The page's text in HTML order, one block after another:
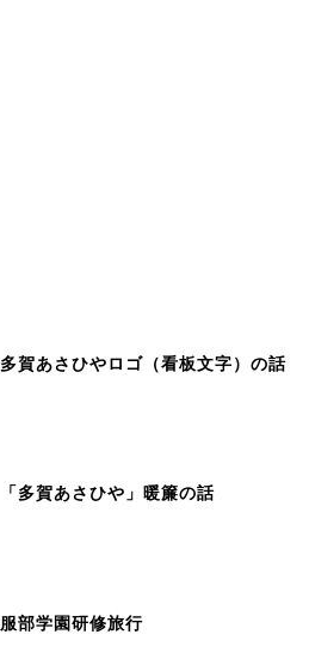
多賀あさひやロゴ（看板文字）の話
「多賀あさひや」暖簾の話
服部学園研修旅行